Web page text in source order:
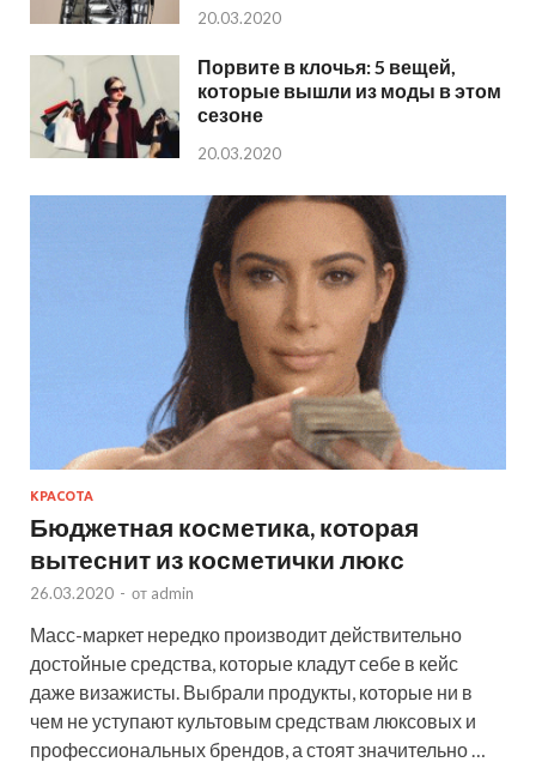
20.03.2020
Порвите в клочья: 5 вещей,
которые вышли из моды в этом
сезоне
20.03.2020
КРАСОТА
Бюджетная косметика, которая
вытеснит из косметички люкс
26.03.2020 - от admin
Масс-маркет нередко производит действительно
достойные средства, которые кладут себе в кейс
даже визажисты. Выбрали продукты, которые ни в
чем не уступают культовым средствам люксовых и
профессиональных брендов, а стоят значительно …